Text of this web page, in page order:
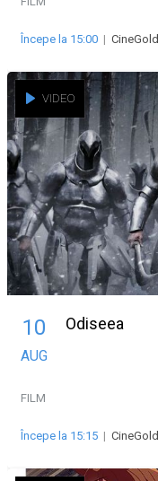
Începe la 15:00 | CineGold
VIDEO
10
AUG
Odiseea
FILM
Începe la 15:15 | CineGold